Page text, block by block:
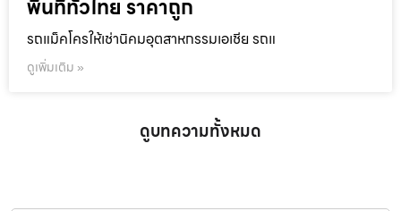
พื้นที่ทั่วไทย ราคาถูก
รถแม็คโครให้เช่านิคมอุตสาหกรรมเอเชีย รถแ
ดูเพิ่มเติม »
ดูบทความทั้งหมด